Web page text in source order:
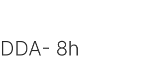
DDA- 8h